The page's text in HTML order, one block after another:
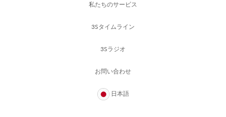
私たちのサービス
3Sタイムライン
3Sラジオ
お問い合わせ
日本語